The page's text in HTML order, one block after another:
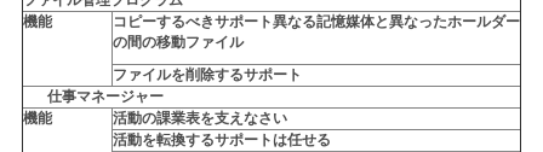
機能
コピーするべきサポート異なる記憶媒体と異なったホールダー
の間の移動ファイル
ファイルを削除するサポート
仕事マネージャー
機能
活動の課業表を支えなさい
活動を転換するサポートは任せる